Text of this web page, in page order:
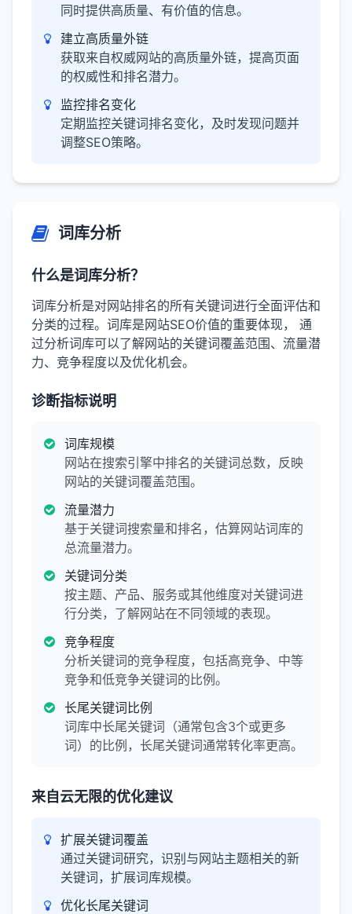
同时提供高质量、有价值的信息。
建立高质量外链
获取来自权威网站的高质量外链，提高页面
的权威性和排名潜力。
监控排名变化
定期监控关键词排名变化，及时发现问题并
调整SEO策略。
词库分析
什么是词库分析？
词库分析是对网站排名的所有关键词进行全面评估和
分类的过程。词库是网站SEO价值的重要体现， 通
过分析词库可以了解网站的关键词覆盖范围、流量潜
力、竞争程度以及优化机会。
诊断指标说明
词库规模
网站在搜索引擎中排名的关键词总数，反映
网站的关键词覆盖范围。
流量潜力
基于关键词搜索量和排名，估算网站词库的
总流量潜力。
关键词分类
按主题、产品、服务或其他维度对关键词进
行分类，了解网站在不同领域的表现。
竞争程度
分析关键词的竞争程度，包括高竞争、中等
竞争和低竞争关键词的比例。
长尾关键词比例
词库中长尾关键词（通常包含3个或更多
词）的比例，长尾关键词通常转化率更高。
来自云无限的优化建议
扩展关键词覆盖
通过关键词研究，识别与网站主题相关的新
关键词，扩展词库规模。
优化长尾关键词